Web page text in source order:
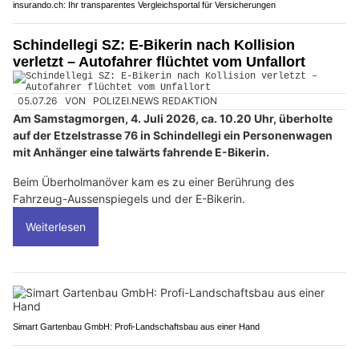
insurando.ch: Ihr transparentes Vergleichsportal für Versicherungen
Schindellegi SZ: E-Bikerin nach Kollision
verletzt – Autofahrer flüchtet vom Unfallort
05.07.26 VON POLIZEI.NEWS REDAKTION
Am Samstagmorgen, 4. Juli 2026, ca. 10.20 Uhr, überholte
auf der Etzelstrasse 76 in Schindellegi ein Personenwagen
mit Anhänger eine talwärts fahrende E-Bikerin.
Beim Überholmanöver kam es zu einer Berührung des
Fahrzeug-Aussenspiegels und der E-Bikerin.
Weiterlesen
Simart Gartenbau GmbH: Profi-Landschaftsbau aus einer Hand